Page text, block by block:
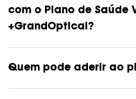
com o Plano de Saúde
+GrandOptical?
Quem pode aderir ao